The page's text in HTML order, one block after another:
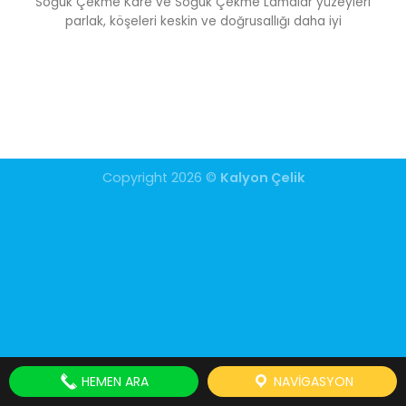
parlak, köşeleri keskin ve doğrusallığı daha iyi
Copyright 2026 © Kalyon Çelik
HEMEN ARA NAVIGASYON